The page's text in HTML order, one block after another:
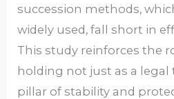
succession methods,
widely used, fall short in
This study reinforces the
holding not just as a legal
pillar of stability and